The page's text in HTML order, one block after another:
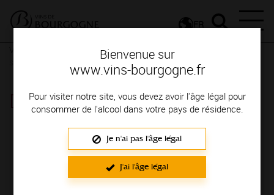
Bienvenue sur
www.vins-bourgogne.fr
Pour visiter notre site, vous devez avoir l'âge légal pour
consommer de l'alcool dans votre pays de résidence.
Je n'ai pas l'âge légal
J'ai l'âge légal
FR
Femmes et hommes passionnés
DOMAINE DES MOIROTS